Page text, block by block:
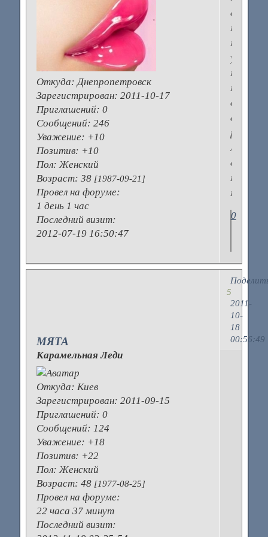
Откуда: Днепропетровск
Зарегистрирован: 2011-10-17
Приглашений: 0
Сообщений: 246
Уважение: +10
Позитив: +10
Пол: Женский
Возраст: 38 [1987-09-21]
Провел на форуме:
1 день 1 час
Последний визит:
2012-07-19 16:50:47
совы.
только
по
утрам
так
тяжело
а
рано
лечь
спать
не
0
5
2011-
10-
18
00:56:49
МЯТА
Карамельная Леди
Откуда: Киев
Зарегистрирован: 2011-09-15
Приглашений: 0
Сообщений: 124
Уважение: +18
Позитив: +22
Пол: Женский
Возраст: 48 [1977-08-25]
Провел на форуме:
22 часа 37 минут
Последний визит: